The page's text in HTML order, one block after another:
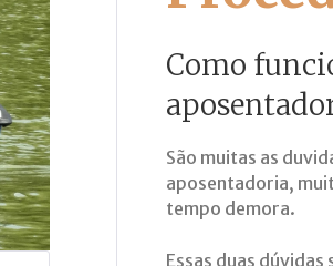
Como
São muitas as
aposentadoria,
tempo demora.
Essas duas dúvidas